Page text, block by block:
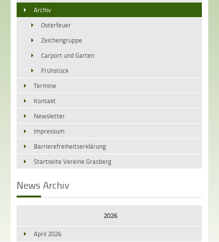
Archiv
Osterfeuer
Zeichengruppe
Carport und Garten
Frühstück
Termine
Kontakt
Newsletter
Impressum
Barrierefreiheitserklärung
Startseite Vereine Grasberg
News Archiv
2026
April 2026